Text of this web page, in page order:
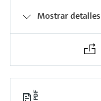
Mostrar detalles